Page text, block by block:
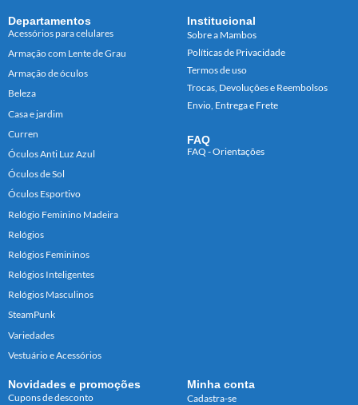
Departamentos
Acessórios para celulares
Armação com Lente de Grau
Armação de óculos
Beleza
Casa e jardim
Curren
Óculos Anti Luz Azul
Óculos de Sol
Óculos Esportivo
Relógio Feminino Madeira
Relógios
Relógios Femininos
Relógios Inteligentes
Relógios Masculinos
SteamPunk
Variedades
Vestuário e Acessórios
Institucional
Sobre a Mambos
Políticas de Privacidade
Termos de uso
Trocas, Devoluções e Reembolsos
Envio, Entrega e Frete
FAQ
FAQ - Orientações
Novidades e promoções
Cupons de desconto
Minha conta
Cadastra-se